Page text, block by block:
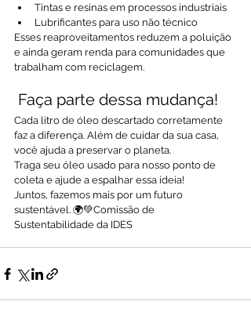
Tintas e resinas em processos industriais
Lubrificantes para uso não técnico
Esses reaproveitamentos reduzem a poluição
e ainda geram renda para comunidades que
trabalham com reciclagem.
Faça parte dessa mudança!
Cada litro de óleo descartado corretamente
faz a diferença. Além de cuidar da sua casa,
você ajuda a preservar o planeta.
Traga seu óleo usado para nosso ponto de
coleta e ajude a espalhar essa ideia!
Juntos, fazemos mais por um futuro
sustentável. 🌍💚Comissão de
Sustentabilidade da IDES